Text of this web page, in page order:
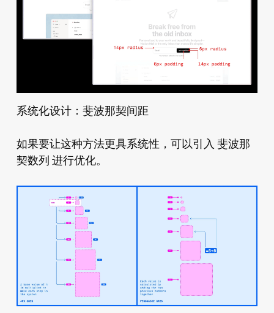
系统化设计：斐波那契间距
如果要让这种方法更具系统性，可以引入 斐波那
契数列 进行优化。